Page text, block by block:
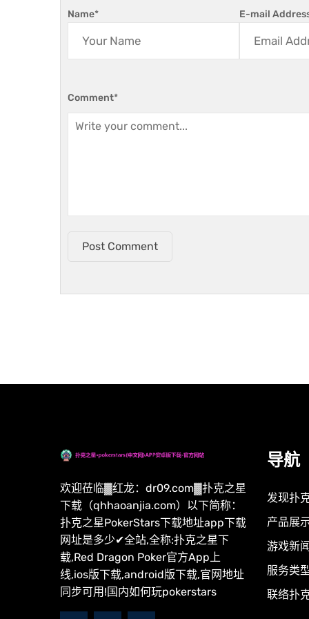
Name* E-mail
Comment*
Post Comment
欢迎莅临▓红龙：dr09.com▓扑克之星
下载（qhhaoanjia.com）以下简称：
扑克之星PokerStars下载地址app下载
网址是多少✔全站,全称:扑克之星下
载,Red Dragon Poker官方App上
线,ios版下载,android版下载,官网地址
同步可用!国内如何玩pokerstars
导航
发现扑
产品展
游戏新
服务类
联络扑